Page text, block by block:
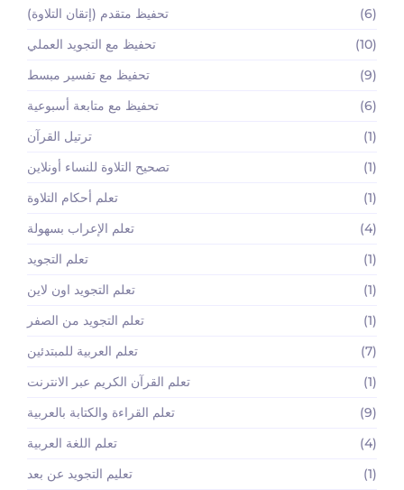
تحفيظ متقدم (إتقان التلاوة)
(6)
تحفيظ مع التجويد العملي
(10)
تحفيظ مع تفسير مبسط
(9)
تحفيظ مع متابعة أسبوعية
(6)
ترتيل القرآن
(1)
تصحيح التلاوة للنساء أونلاين
(1)
تعلم أحكام التلاوة
(1)
تعلم الإعراب بسهولة
(4)
تعلم التجويد
(1)
تعلم التجويد اون لاين
(1)
تعلم التجويد من الصفر
(1)
تعلم العربية للمبتدئين
(7)
تعلم القرآن الكريم عبر الانترنت
(1)
تعلم القراءة والكتابة بالعربية
(9)
تعلم اللغة العربية
(4)
تعليم التجويد عن بعد
(1)